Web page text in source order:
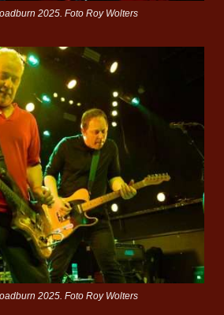
2025. Foto Roy Wolters
2025. Foto Roy Wolters